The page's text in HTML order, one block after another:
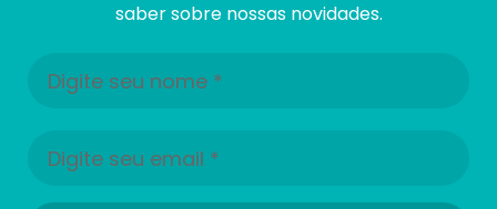
saber sobre nossas novidades.